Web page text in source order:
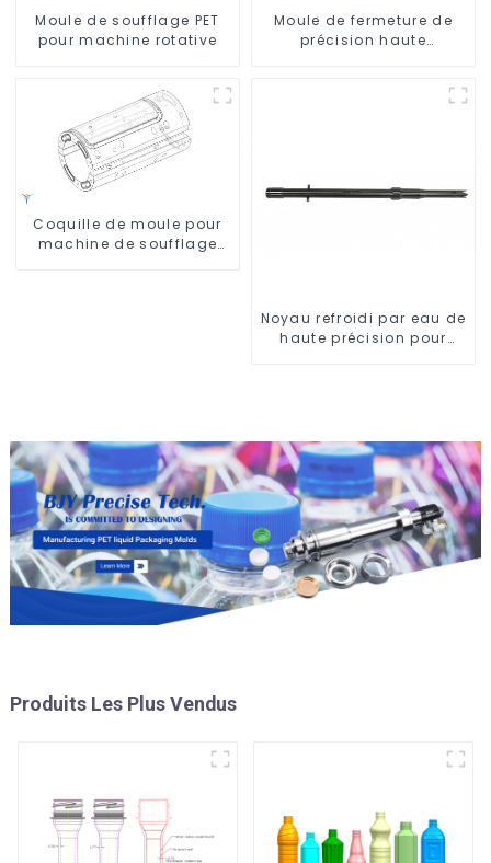
Moule de soufflage PET
pour machine rotative
Moule de fermeture de
précision haute
Coquille de moule pour
machine de soufflage
Noyau refroidi par eau de
haute précision pour
Produits Les Plus Vendus